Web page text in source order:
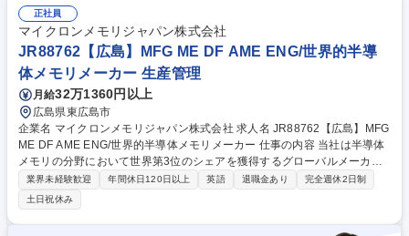
全衛生法、化学物質管理、消防法、高圧ガス保安法など関連法令・規格に
基づくコンプライアンス対応■現場での安全監査、点検、事故・ヒヤリハ
ット事例の分析と再発防止策の立案 など 募集職種 JR90093【広島】EHS
ガス/化学物質安全エンジニア/世界的半導体メモリメーカー
正社員
マイクロンメモリジャパン株式会社
JR88762【広島】MFG ME DF AME ENG/世界的半導
体メモリメーカー 生産管理
月給32万1360円以上
広島県東広島市
企業名 マイクロンメモリジャパン株式会社 求人名 JR88762【広島】MFG
ME DF AME ENG/世界的半導体メモリメーカー 仕事の内容 当社は半導体
メモリの分野において世界第3位のシェアを獲得するグローバルメーカー
です。今回は、そんな当社のMEエンジニアとして、下記の業務をお任せ
いたします。 ■MXT Project Management■WorkstationのMaxOutを実行
する■関係部門と連携して、Plan通りの安定したShip Out実施を目的とし
て、各BlockのWIP Balance Control及びConstant Operationに向けた生産
業界未経験歓迎 年間休日120日以上 英語 退職金あり
完全週休2日制
土日祝休み